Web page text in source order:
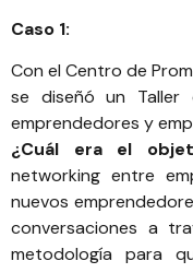
Caso 1:
Con el Centro de
se diseñó un
emprendedores y
¿Cuál era el
networking entre
nuevos
conversaciones a
metodología para